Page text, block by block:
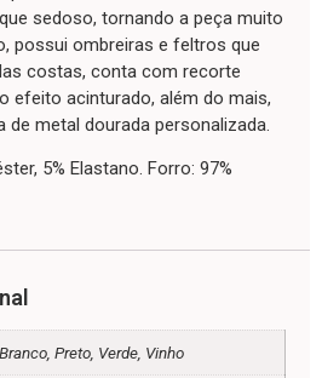
sedoso, tornando a peça muito
possui ombreiras e feltros que
costas, conta com recorte
efeito acinturado, além do mais,
de metal dourada personalizada.
5% Elastano. Forro: 97%
Branco, Preto, Verde, Vinho